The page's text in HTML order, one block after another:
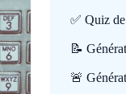
✅ Quiz
📝
🚨